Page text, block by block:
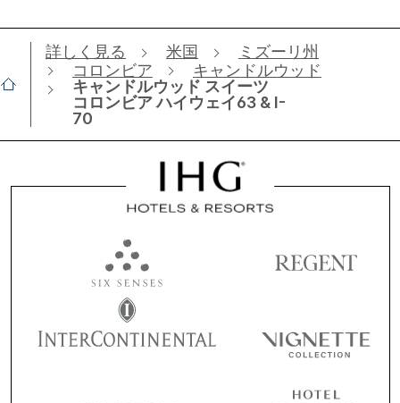
詳しく見る 米国
ミズーリ州
コロンビア
キャンドルウッド
キャンドルウッド スイーツ
コロンビア ハイウェイ63 & I-
70